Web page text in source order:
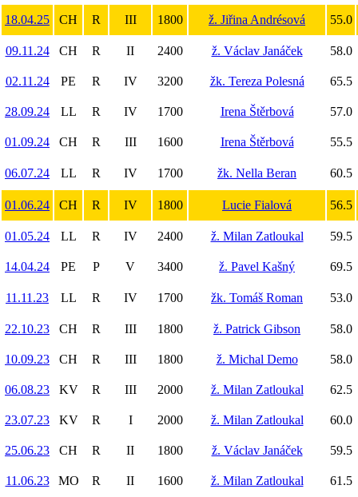
18.04.25 CH R III 1800 ž. Jiřina Andrésová 55.0
09.11.24 CH R II 2400 ž. Václav Janáček 58.0
02.11.24 PE R IV 3200 žk. Tereza Polesná 65.5
28.09.24 LL R IV 1700 Irena Štěrbová 57.0
01.09.24 CH R III 1600 Irena Štěrbová 55.5
06.07.24 LL R IV 1700 žk. Nella Beran 60.5
01.06.24 CH R IV 1800 Lucie Fialová 56.5
01.05.24 LL R IV 2400 ž. Milan Zatloukal 59.5
14.04.24 PE P V 3400 ž. Pavel Kašný 69.5
11.11.23 LL R IV 1700 žk. Tomáš Roman 53.0
22.10.23 CH R III 1800 ž. Patrick Gibson 58.0
10.09.23 CH R III 1800 ž. Michal Demo 58.0
06.08.23 KV R III 2000 ž. Milan Zatloukal 62.5
23.07.23 KV R I 2000 ž. Milan Zatloukal 60.0
25.06.23 CH R II 1800 ž. Václav Janáček 59.5
11.06.23 MO R II 1600 ž. Milan Zatloukal
61.5